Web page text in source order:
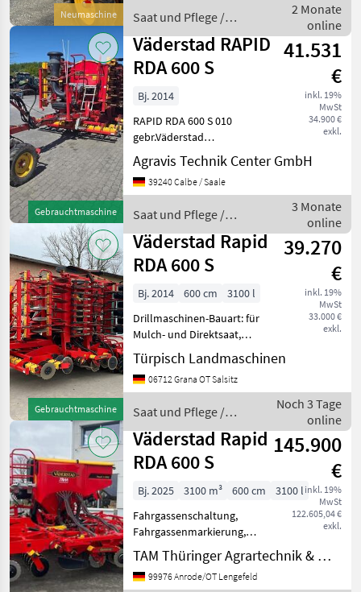
Neumaschine
Väderstad Rapid RDA 600 S -
Baujahr: 2025 Technikjahr:
2026 - Vorfü
Saat und Pflege /
Väderstad
2 Monate
online
Gebrauchtmaschine
Väderstad RAPID
RDA 600 S
41.531
€
inkl. 19%
MwSt
34.900 €
exkl.
Bj. 2014
RAPID RDA 600 S 010
gebr.Väderstad
Drillmaschine RDA 600S 020
DiscSystem 030 Crossboard
Light 050 drei zusätzl.Paare
Saatflussüberwachung 070
elektr
Agravis Technik Center GmbH
39240 Calbe / Saale
Saat und Pflege /
Väderstad
3 Monate
online
Gebrauchtmaschine
Väderstad Rapid
RDA 600 S
39.270
€
inkl. 19%
MwSt
33.000 €
exkl.
Bj. 2014 600 cm
3100 l
Drillmaschinen-Bauart: für
Mulch- und Direktsaat,
Beleuchtung,
Einscheibenschare,
Fahrgassenschaltung, hydr.
hydr.
Schardruckverstellung,
Spuranreis
Türpisch Landmaschinen
06712 Grana OT Salsitz
Saat und Pflege /
Väderstad
Noch 3 Tage
online
Väderstad Rapid
RDA 600 S
145.900
€
inkl. 19%
MwSt
122.605,04 €
exkl.
Bj. 2025 3100 m³ 600 cm
3100 l
Fahrgassenschaltung,
Fahrgassenmarkierung,
Spurlockerer, Beleuchtung,
hydr.
Schardruckverstellung,
TAM Thüringer Agrartechnik & Maschinenbau GmbH
99976 Anrode/OT Lengefeld